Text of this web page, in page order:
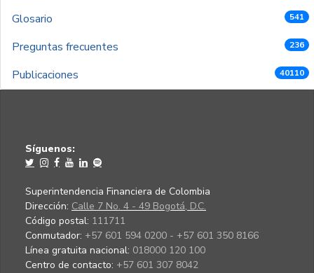
Glosario 541
Preguntas frecuentes 236
Publicaciones 40110
Síguenos:
Superintendencia Financiera de Colombia
Dirección: Calle 7 No. 4 - 49 Bogotá, D.C.
Código postal: 111711
Conmutador: +57 601 594 0200 - +57 601 350 8166
Línea gratuita nacional: 018000 120 100
Centro de contacto: +57 601 307 8042